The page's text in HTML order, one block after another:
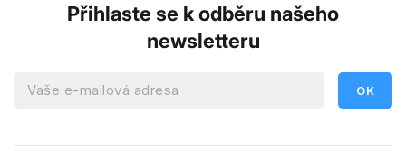
Přihlaste se k odběru našeho
newsletteru